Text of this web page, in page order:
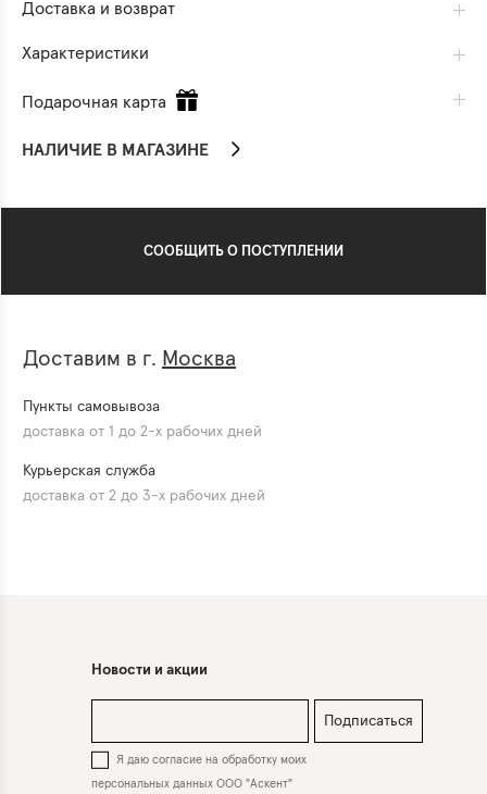
Доставка и возврат
Характеристики
Подарочная карта
НАЛИЧИЕ В МАГАЗИНЕ
СООБЩИТЬ О ПОСТУПЛЕНИИ
Доставим в г. Москва
Пункты самовывоза
доставка от 1 до 2-х рабочих дней
Курьерская служба
доставка от 2 до 3-х рабочих дней
Новости и акции
Подписаться
Я даю согласие на обработку моих
персональных данных ООО "Аскент"